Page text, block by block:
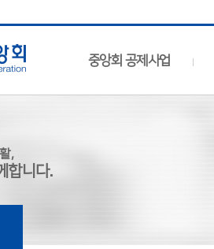
중앙회 공제사업
,
합니다.